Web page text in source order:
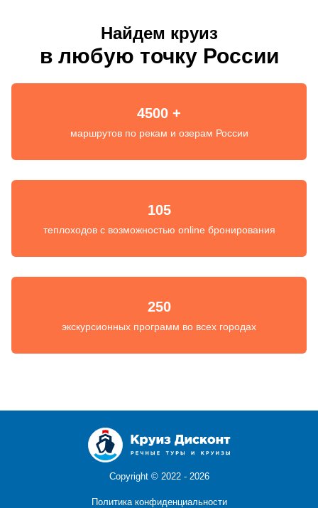
Найдем круиз
в любую точку России
4500 +
маршрутов по рекам и озерам России
105
теплоходов с возможностью online бронирования
250
экскурсионных программ во всех городах
Copyright © 2022 - 2026
Политика конфиденциальности